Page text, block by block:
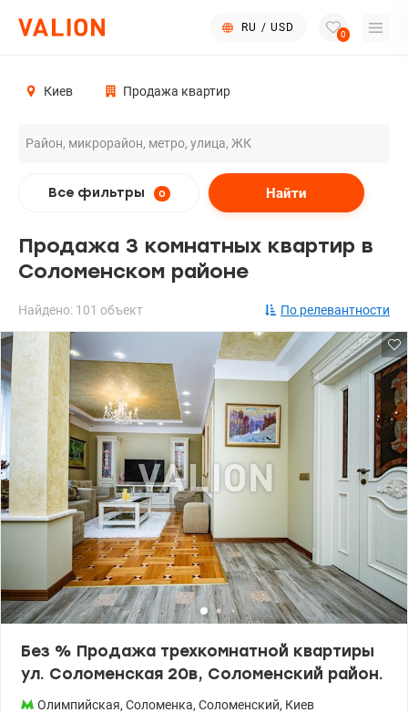
RU / USD
0
Киев Продажа квартир
Все фильтры 0 Найти
Продажа 3 комнатных квартир в
Соломенском районе
Найдено: 101 объект По релевантности
Без % Продажа трехкомнатной квартиры
ул. Соломенская 20в, Соломенский район.
Олимпийская, Соломенка, Соломенский, Киев